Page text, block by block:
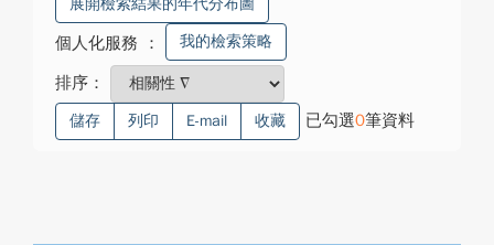
展開檢索結果的年代分布圖
個人化服務 ： 我的檢索策略
排序：
儲存 列印 E-mail 收藏 已勾選0筆資料